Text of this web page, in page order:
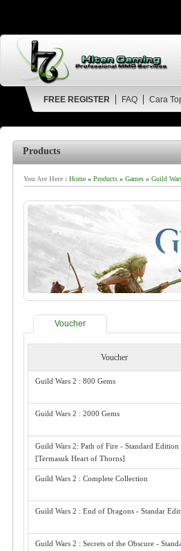
FREE REGISTER FAQ Cara
Products
You Are Here : Home» Products» Games» Guild
Voucher
Voucher
Guild Wars 2 : 800 Gems
Guild Wars 2 : 2000 Gems
Guild Wars 2: Path of Fire - Standard Edition
[Termasuk Heart of Thorns]
Guild Wars 2 : Complete Collection
Guild Wars 2 : End of Dragons - Standar
Guild Wars 2 : Secrets of the Obscure -